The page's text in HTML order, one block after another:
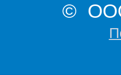
© ООО